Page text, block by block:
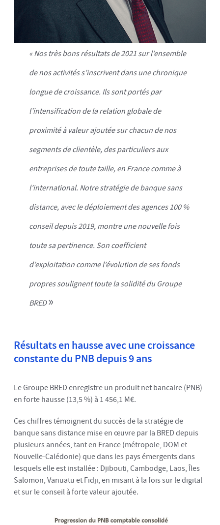
« Nos très bons résultats de 2021 sur l’ensemble
de nos activités s’inscrivent dans une chronique
longue de croissance. Ils sont portés par
l’intensification de la relation globale de
proximité à valeur ajoutée sur chacun de nos
segments de clientèle, des particuliers aux
entreprises de toute taille, en France comme à
l’international. Notre stratégie de banque sans
distance, avec le déploiement des agences 100 %
conseil depuis 2019, montre une nouvelle fois
toute sa pertinence. Son coefficient
d’exploitation comme l’évolution de ses fonds
propres soulignent toute la solidité du Groupe
BRED»
Résultats en hausse avec une croissance
constante du PNB depuis 9 ans
Le Groupe BRED enregistre un produit net bancaire (PNB)
en forte hausse (13,5 %) à 1 456,1 M€.
Ces chiffres témoignent du succès de la stratégie de
banque sans distance mise en œuvre par la BRED depuis
plusieurs années, tant en France (métropole, DOM et
Nouvelle-Calédonie) que dans les pays émergents dans
lesquels elle est installée : Djibouti, Cambodge, Laos, Îles
Salomon, Vanuatu et Fidji, en misant à la fois sur le digital
et sur le conseil à forte valeur ajoutée.